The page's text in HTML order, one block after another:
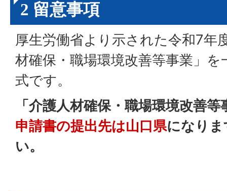
2 留意事項
厚生労働省より示された令和7年
材確保・職場環境改善等事業」
式です。
「介護人材確保・職場環境改善
申請書の提出先は山口県になり
い。